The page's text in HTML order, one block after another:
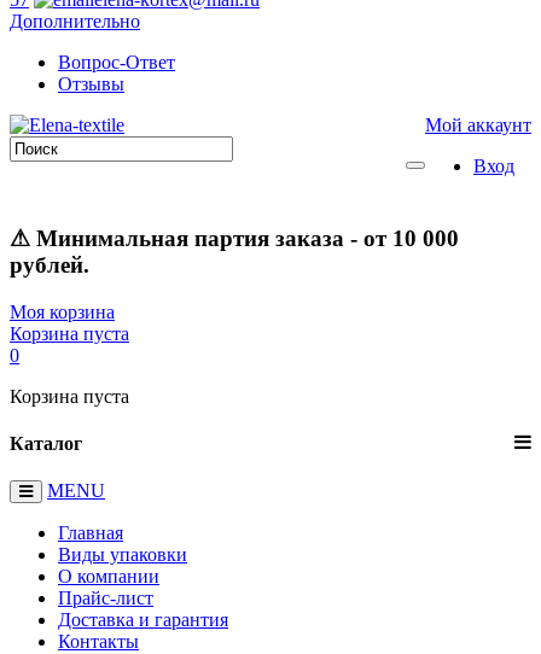
Дополнительно
Вопрос-Ответ
Отзывы
Мой аккаунт
Вход
⚠ Минимальная партия заказа - от 10 000
рублей.
Моя корзина
Корзина пуста
0
Корзина пуста
Каталог
MENU
Главная
Виды упаковки
О компании
Прайс-лист
Доставка и гарантия
Контакты